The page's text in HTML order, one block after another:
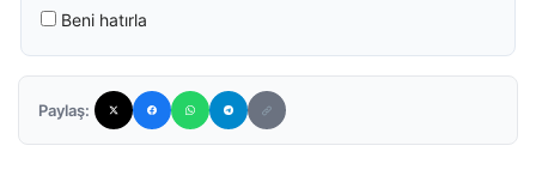
Beni hatırla
Paylaş: